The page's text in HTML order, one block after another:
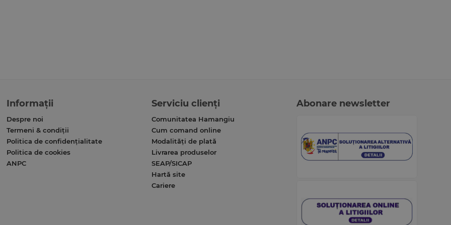
Informații
Despre noi
Termeni & condiții
Politica de confidențialitate
Politica de cookies
ANPC
Serviciu clienți
Comunitatea Hamangiu
Cum comand online
Modalități de plată
Livrarea produselor
SEAP/SICAP
Hartă site
Cariere
Abonare newsletter